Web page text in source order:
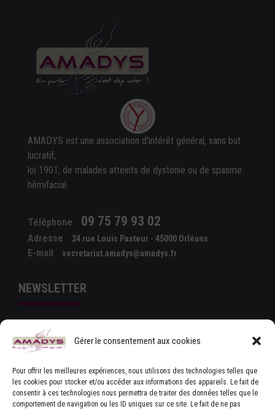
Gérer le consentement aux cookies
Pour offrir les meilleures expériences, nous utilisons des technologies telles que
les cookies pour stocker et/ou accéder aux informations des appareils. Le fait de
consentir à ces technologies nous permettra de traiter des données telles que le
comportement de navigation ou les ID uniques sur ce site. Le fait de ne pas
AMADYS est une association d'intérêt général, sans but
lucratif,
loi 1901, de malades atteints de dystonie ou de spasme
hémifacial.
Téléphone 09 75 79 93 02
Adresse 24 rue Louis Pasteur - 45000 Orléans
E-mail secretariat.amadys@amadys.fr
NEWSLETTER